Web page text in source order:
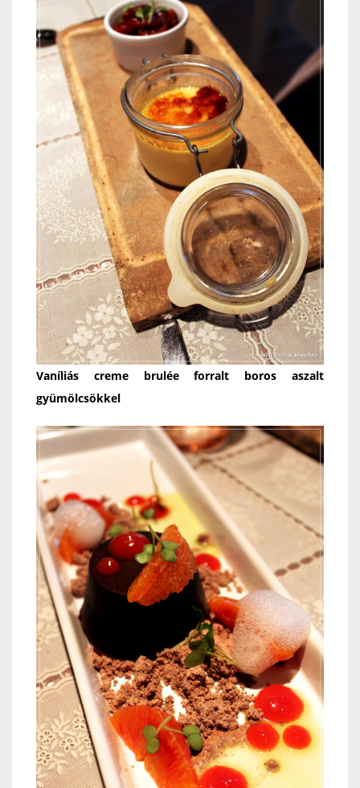
Vaníliás creme brulée forralt boros aszalt
gyümölcsökkel